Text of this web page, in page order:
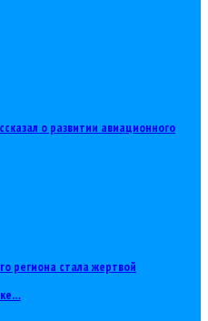
о развитии авиационного
региона стала жертвой